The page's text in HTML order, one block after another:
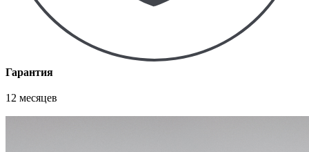
Гарантия
12 месяцев